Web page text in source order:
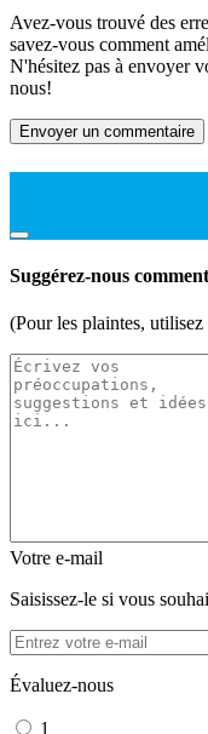
Avez-vous trouvé des
savez-vous comment
N'hésitez pas à envoyer
nous!
Envoyer un commentaire
Suggérez-nous
(Pour les plaintes, utilisez
Votre e-mail
Saisissez-le si vous
Évaluez-nous
1